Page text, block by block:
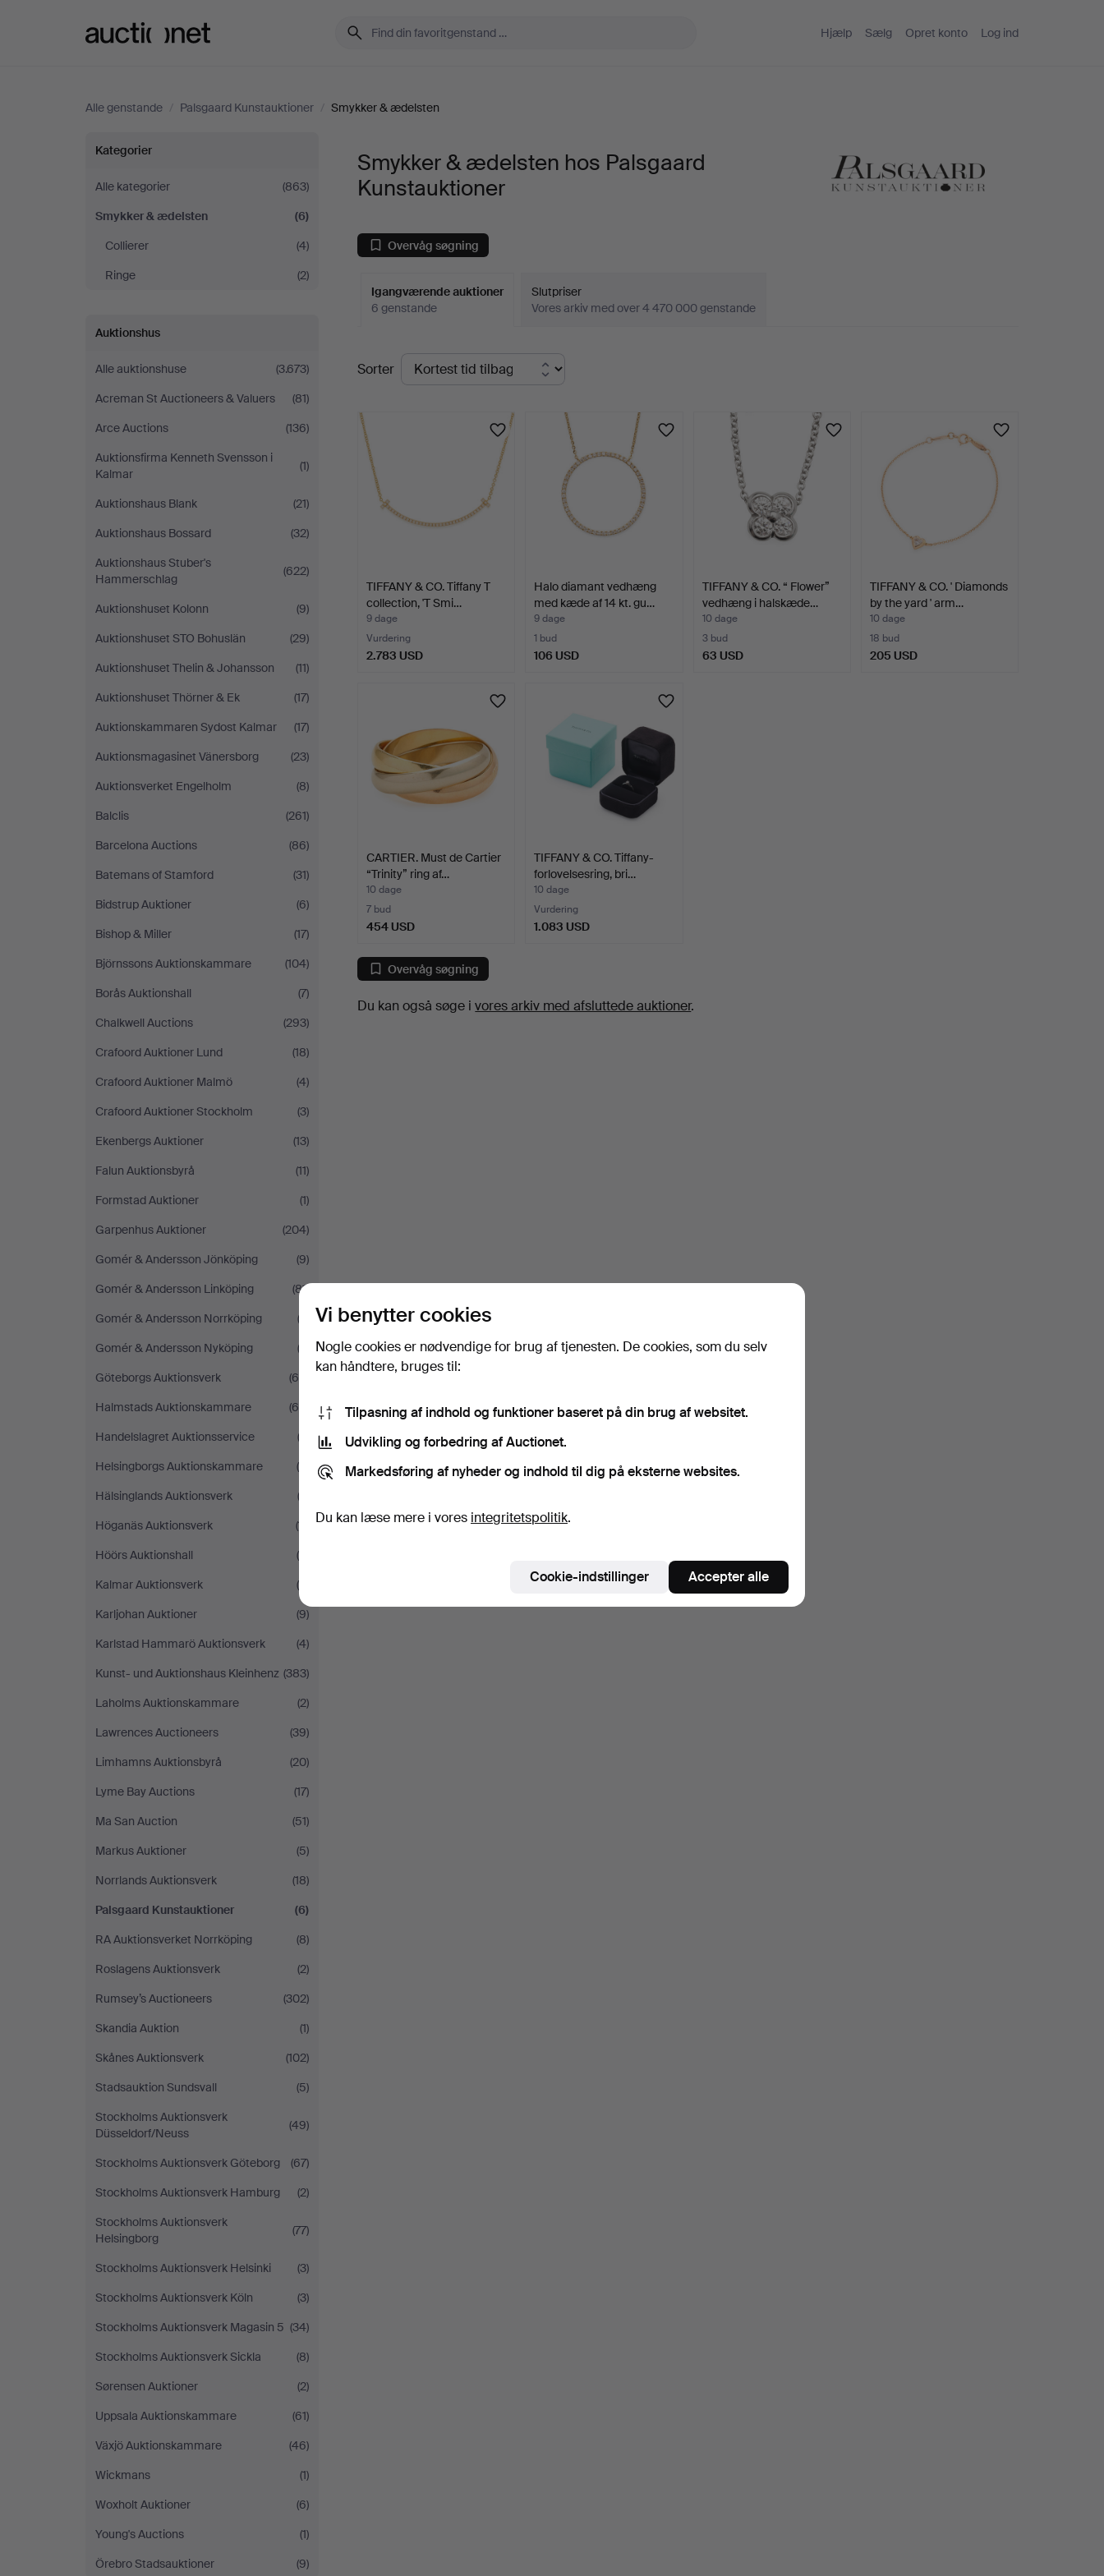
Hjælp Sælg Opret konto Log ind
Alle genstande / Palsgaard Kunstauktioner / Smykker & ædelsten
Smykker
&
ædelsten
hos
Kunstauktioner
Kategorier
Alle kategorier
(863)
Smykker & ædelsten
(6)
Collierer
(4)
Ringe
(2)
Auktionshus
Alle auktionshuse
(3.673)
Acreman St Auctioneers & Valuers
(81)
Arce Auctions
(136)
Auktionsfirma Kenneth Svensson i
Kalmar
(1)
Auktionshaus Blank
(21)
Auktionshaus Bossard
(32)
Auktionshaus Stuber's
Hammerschlag
(622)
Auktionshuset Kolonn
(9)
Auktionshuset STO Bohuslän
(29)
Auktionshuset Thelin & Johansson
(11)
Auktionshuset Thörner & Ek
(17)
Auktionskammaren Sydost Kalmar
(17)
Auktionsmagasinet Vänersborg
(23)
Auktionsverket Engelholm
(8)
Balclis
(261)
Barcelona Auctions
(86)
Batemans of Stamford
(31)
Bidstrup Auktioner
(6)
Bishop & Miller
(17)
Björnssons Auktionskammare
(104)
Borås Auktionshall
(7)
Chalkwell Auctions
(293)
Crafoord Auktioner Lund
(18)
Crafoord Auktioner Malmö
(4)
Crafoord Auktioner Stockholm
(3)
Ekenbergs Auktioner
(13)
Falun Auktionsbyrå
(11)
Formstad Auktioner
(1)
Garpenhus Auktioner
(204)
Gomér & Andersson Jönköping
(9)
Gomér & Andersson Linköping
(81)
Gomér & Andersson Norrköping
(3)
Gomér & Andersson Nyköping
(2)
Göteborgs Auktionsverk
(68)
Halmstads Auktionskammare
(65)
Handelslagret Auktionsservice
(2)
Helsingborgs Auktionskammare
(8)
Hälsinglands Auktionsverk
(2)
Höganäs Auktionsverk
(11)
Höörs Auktionshall
(5)
Kalmar Auktionsverk
(8)
Karljohan Auktioner
(9)
Karlstad Hammarö Auktionsverk
(4)
Kunst- und Auktionshaus Kleinhenz (383)
Laholms Auktionskammare
(2)
Lawrences Auctioneers
(39)
Limhamns Auktionsbyrå
(20)
Lyme Bay Auctions
(17)
Ma San Auction
(51)
Markus Auktioner
(5)
Norrlands Auktionsverk
(18)
Palsgaard Kunstauktioner
(6)
RA Auktionsverket Norrköping
(8)
Roslagens Auktionsverk
(2)
Rumsey’s Auctioneers
(302)
Skandia Auktion
(1)
Skånes Auktionsverk
(102)
Stadsauktion Sundsvall
(5)
Stockholms Auktionsverk
Düsseldorf/Neuss
(49)
Stockholms Auktionsverk Göteborg
(67)
Stockholms Auktionsverk Hamburg
(2)
Stockholms Auktionsverk
Helsingborg
(77)
Stockholms Auktionsverk Helsinki
(3)
Stockholms Auktionsverk Köln
(3)
Stockholms Auktionsverk Magasin 5 (34)
Stockholms Auktionsverk Sickla
(8)
Sørensen Auktioner
(2)
Uppsala Auktionskammare
(61)
Växjö Auktionskammare
(46)
Wickmans
(1)
Woxholt Auktioner
(6)
Young's Auctions
(1)
Örebro Stadsauktioner
(9)
Smykker & ædelsten hos Palsgaard
Kunstauktioner
Overvåg søgning
Igangværende auktioner
6 genstande
Slutpriser
Vores arkiv med over 4 470 000 genstande
Igangværende
auktioner
Sorter
TIFFANY & CO. Tiffany T
collection, 'T Smi…
9 dage
Vurdering
2.783 USD
Halo diamant vedhæng
med kæde af 14 kt. gu…
9 dage
1 bud
106 USD
TIFFANY & CO. “ Flower”
vedhæng i halskæde…
10 dage
3 bud
63 USD
TIFFANY & CO. ' Diamonds
by the yard ' arm…
10 dage
18 bud
205 USD
CARTIER. Must de Cartier
“Trinity” ring af…
10 dage
7 bud
454 USD
TIFFANY & CO. Tiffany-
forlovelsesring, bri…
10 dage
Vurdering
1.083 USD
Overvåg søgning
Du kan også søge ivores arkiv med afsluttede auktioner.
Vi benytter cookies
Nogle cookies er nødvendige for brug af tjenesten. De cookies, som du selv
kan håndtere, bruges til:
Tilpasning af indhold og funktioner baseret på din brug af websitet.
Udvikling og forbedring af Auctionet.
Markedsføring af nyheder og indhold til dig på eksterne websites.
Du kan læse mere i vores integritetspolitik.
Cookie-indstillinger Accepter alle